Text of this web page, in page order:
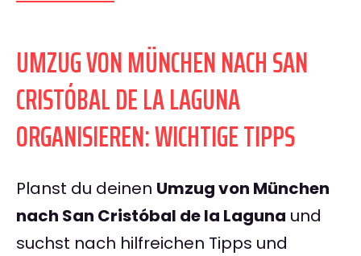
UMZUG VON MÜNCHEN NACH SAN
CRISTÓBAL DE LA LAGUNA
ORGANISIEREN: WICHTIGE TIPPS
Planst du deinen Umzug von München
nach San Cristóbal de la Laguna und
suchst nach hilfreichen Tipps und